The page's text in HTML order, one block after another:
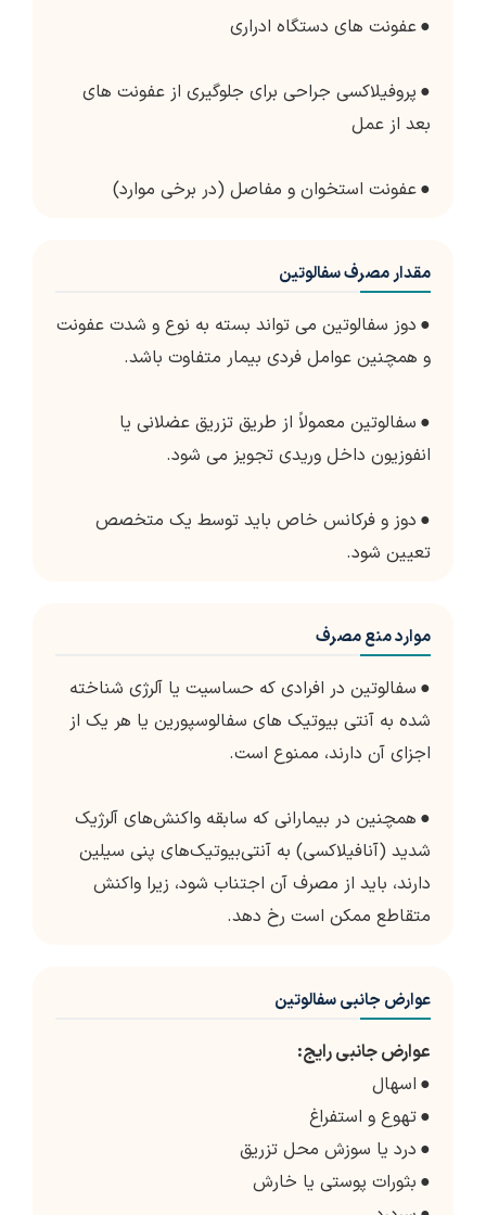
●عفونت های دستگاه ادراری
● پروفیلاکسی جراحی برای جلوگیری از عفونت های
بعد از عمل
●عفونت استخوان و مفاصل (در برخی موارد)
مقدار مصرف سفالوتین
● دوز سفالوتین می تواند بسته به نوع و شدت عفونت
و همچنین عوامل فردی بیمار متفاوت باشد.
● سفالوتین معمولاً از طریق تزریق عضلانی یا
انفوزیون داخل وریدی تجویز می شود.
● دوز و فرکانس خاص باید توسط یک متخصص
تعیین شود.
موارد منع مصرف
● سفالوتین در افرادی که حساسیت یا آلرژی شناخته
شده به آنتی بیوتیک های سفالوسپورین یا هر یک از
اجزای آن دارند، ممنوع است.
● همچنین در بیمارانی که سابقه واکنش‌های آلرژیک
شدید (آنافیلاکسی) به آنتی‌بیوتیک‌های پنی سیلین
دارند، باید از مصرف آن اجتناب شود، زیرا واکنش
متقاطع ممکن است رخ دهد.
عوارض جانبی سفالوتین
عوارض جانبی رایج:
● اسهال
●تهوع و استفراغ
● درد یا سوزش محل تزریق
● بثورات پوستی یا خارش